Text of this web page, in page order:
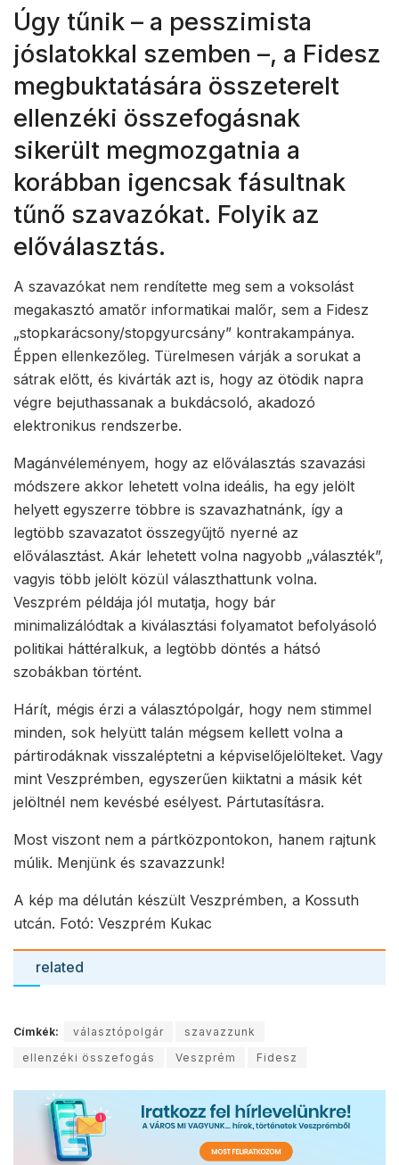
Úgy tűnik – a pesszimista
jóslatokkal szemben –, a Fidesz
megbuktatására összeterelt
ellenzéki összefogásnak
sikerült megmozgatnia a
korábban igencsak fásultnak
tűnő szavazókat. Folyik az
előválasztás.
A szavazókat nem rendítette meg sem a voksolást
megakasztó amatőr informatikai malőr, sem a Fidesz
„stopkarácsony/stopgyurcsány” kontrakampánya.
Éppen ellenkezőleg. Türelmesen várják a sorukat a
sátrak előtt, és kivárták azt is, hogy az ötödik napra
végre bejuthassanak a bukdácsoló, akadozó
elektronikus rendszerbe.
Magánvéleményem, hogy az előválasztás szavazási
módszere akkor lehetett volna ideális, ha egy jelölt
helyett egyszerre többre is szavazhatnánk, így a
legtöbb szavazatot összegyűjtő nyerné az
előválasztást. Akár lehetett volna nagyobb „választék”,
vagyis több jelölt közül választhattunk volna.
Veszprém példája jól mutatja, hogy bár
minimalizálódtak a kiválasztási folyamatot befolyásoló
politikai háttéralkuk, a legtöbb döntés a hátsó
szobákban történt.
Hárít, mégis érzi a választópolgár, hogy nem stimmel
minden, sok helyütt talán mégsem kellett volna a
pártirodáknak visszaléptetni a képviselőjelölteket. Vagy
mint Veszprémben, egyszerűen kiiktatni a másik két
jelöltnél nem kevésbé esélyest. Pártutasításra.
Most viszont nem a pártközpontokon, hanem rajtunk
múlik. Menjünk és szavazzunk!
A kép ma délután készült Veszprémben, a Kossuth
utcán. Fotó: Veszprém Kukac
related
Címkék: választópolgár
szavazzunk
ellenzéki összefogás
Veszprém Fidesz